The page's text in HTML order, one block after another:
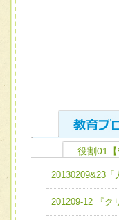
ユニット
全人的医療
ける
チーム01
チーム02
役割01
20130209&23「
201209-12 『ク